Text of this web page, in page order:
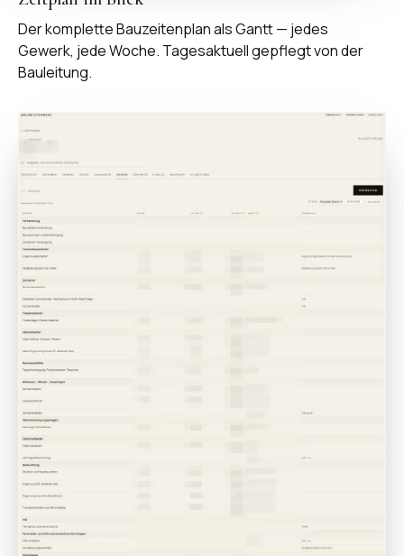
Der komplette Bauzeitenplan als Gantt — jedes
Gewerk, jede Woche. Tagesaktuell gepflegt von der
Bauleitung.